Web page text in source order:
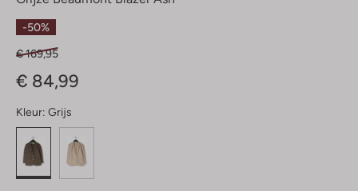
-50%
€ 169,95
€ 84,99
Kleur: Grijs